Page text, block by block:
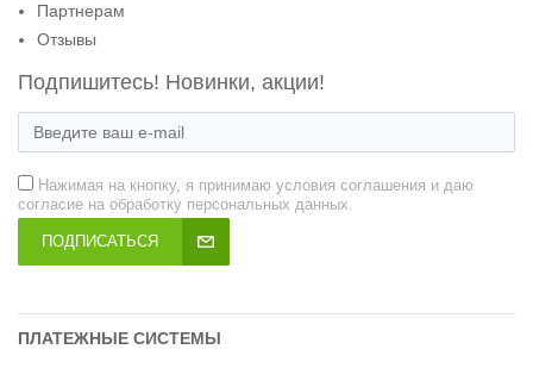
Партнерам
Отзывы
Подпишитесь! Новинки, акции!
Нажимая на кнопку, я принимаю условия соглашения и даю
согласие на обработку персональных данных.
ПОДПИСАТЬСЯ
ПЛАТЕЖНЫЕ СИСТЕМЫ